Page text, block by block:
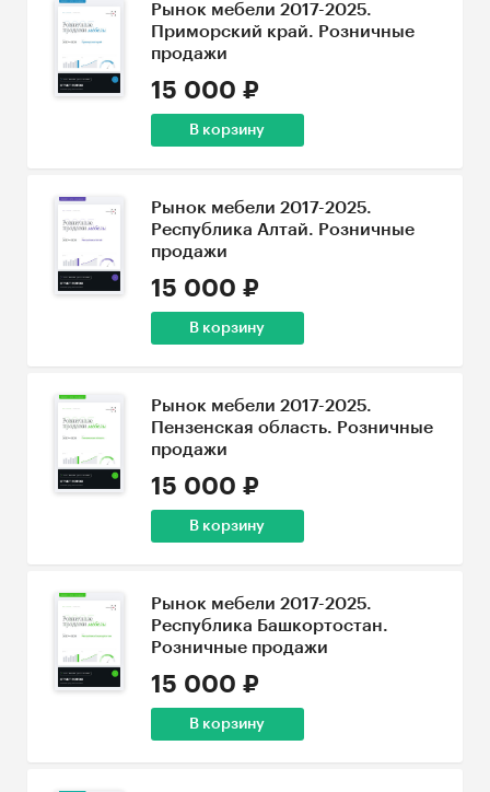
Рынок мебели 2017-2025.
Приморский край. Розничные
продажи
15 000 ₽
В корзину
Рынок мебели 2017-2025.
Республика Алтай. Розничные
продажи
15 000 ₽
В корзину
Рынок мебели 2017-2025.
Пензенская область. Розничные
продажи
15 000 ₽
В корзину
Рынок мебели 2017-2025.
Республика Башкортостан.
Розничные продажи
15 000 ₽
В корзину